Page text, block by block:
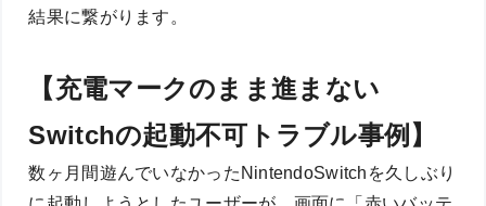
結果に繋がります。
【充電マークのまま進まない
Switchの起動不可トラブル事例】
数ヶ月間遊んでいなかったNintendoSwitchを久しぶり